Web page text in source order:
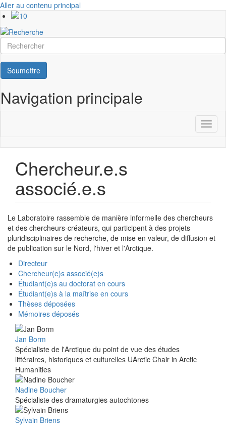
Aller au contenu principal
Rechercher
Soumettre
Navigation principale
Chercheur.e.s
associé.e.s
Le Laboratoire rassemble de manière informelle des chercheurs
et des chercheurs-créateurs, qui participent à des projets
pluridisciplinaires de recherche, de mise en valeur, de diffusion et
de publication sur le Nord, l'hiver et l'Arctique.
Directeur
Chercheur(e)s associé(e)s
Étudiant(e)s au doctorat en cours
Étudiant(e)s à la maîtrise en cours
Thèses déposées
Mémoires déposés
Jan Borm
Spécialiste de l'Arctique du point de vue des études
littéraires, historiques et culturelles UArctic Chair in Arctic
Humanities
Nadine Boucher
Spécialiste des dramaturgies autochtones
Sylvain Briens